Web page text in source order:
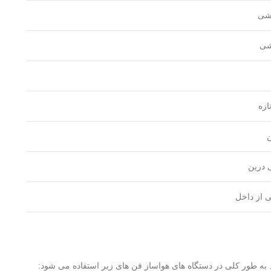
درین
از داخل
به طور کلی در دستگاه های هواساز فن های زیر استفاده می شود: